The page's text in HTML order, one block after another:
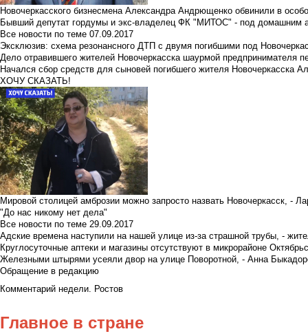
Новочеркасского бизнесмена Александра Андрющенко обвинили в
Бывший депутат гордумы и экс-владелец ФК "МИТОС" - под домашним
Все новости по теме 07.09.2017
Эксклюзив: схема резонансного ДТП с двумя погибшими под
Дело отравившего жителей Новочеркасска шаурмой предпринимателя
Начался сбор средств для сыновей погибшего жителя Новочеркасска
ХОЧУ СКАЗАТЬ!
Мировой столицей амброзии можно запросто назвать Новочеркасск, -
"До нас никому нет дела"
Все новости по теме 29.09.2017
Адские времена наступили на нашей улице из-за страшной трубы, -
Круглосуточные аптеки и магазины отсутствуют в микрорайоне
Железными штырями усеяли двор на улице Поворотной, - Анна
Обращение в редакцию
Комментарий недели. Ростов
Главное в стране